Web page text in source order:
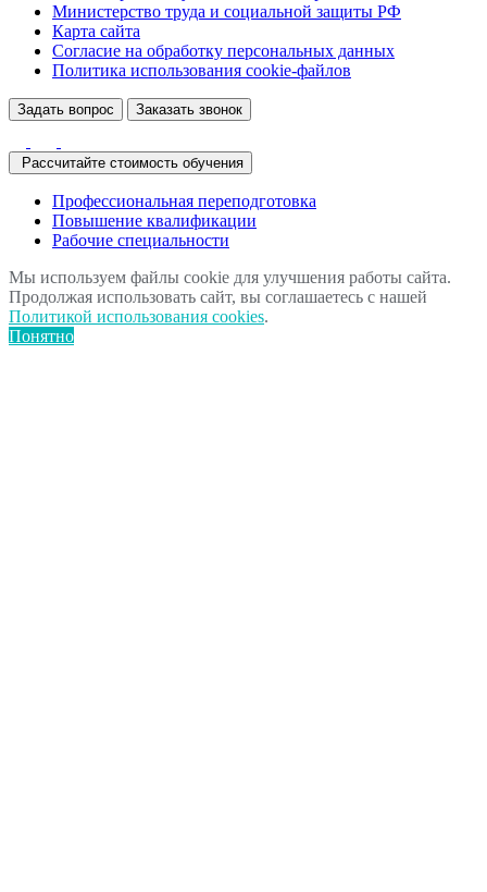
Министерство труда и социальной защиты РФ
Карта сайта
Согласие на обработку персональных данных
Политика использования сookie-файлов
Задать вопрос Заказать звонок
Рассчитайте стоимость обучения
Профессиональная переподготовка
Повышение квалификации
Рабочие специальности
Мы используем файлы cookie для улучшения работы сайта.
Продолжая использовать сайт, вы соглашаетесь с нашей
Политикой использования cookies.
Понятно